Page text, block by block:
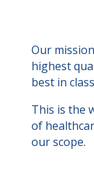
Our
highest
best in
This is the
of
our scope.